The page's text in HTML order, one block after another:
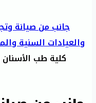
جانب من صيانة
والعيادات السنية
كلية طب الأسنان